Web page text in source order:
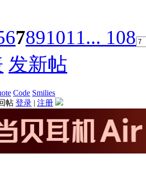
67891011... 108
发新帖
Code Smilies
帖 登录 | 注册